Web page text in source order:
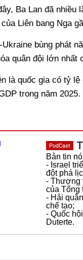
Ba Lan đã
Liên bang Nga
bùng phát
quân đội lớn nhất
là quốc gia có tỷ
trong năm 2025.
PodCast
Bản tin
- Israel
đột phá
- Thượng
của Tổng
- Hải
chế tạo;
- Quốc
Duterte.